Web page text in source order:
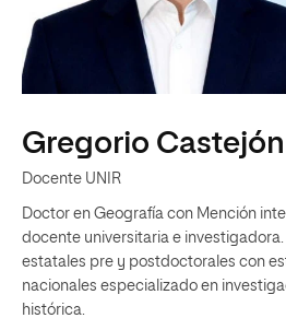
Gregorio Castejón
Docente UNIR
Doctor en Geografía con Mención
docente universitaria e
estatales pre y postdoctorales con
nacionales especializado en
histórica.